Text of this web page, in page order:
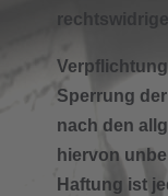
Sperrung
nach den
hiervon
Haftung ist